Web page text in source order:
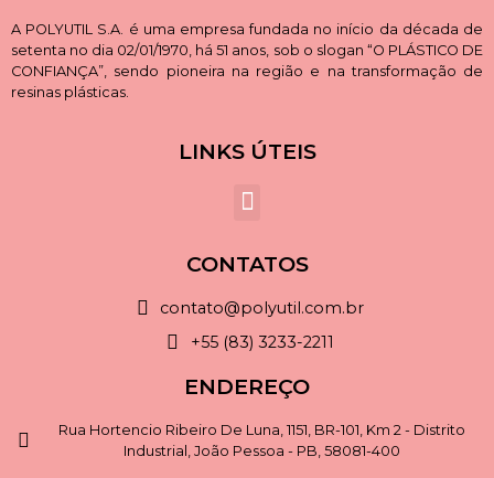
A POLYUTIL S.A. é uma empresa fundada no início da década de
setenta no dia 02/01/1970, há 51 anos, sob o slogan “O PLÁSTICO DE
CONFIANÇA”, sendo pioneira na região e na transformação de
resinas plásticas.
LINKS ÚTEIS
CONTATOS
contato@polyutil.com.br
+55 (83) 3233-2211
ENDEREÇO
Rua Hortencio Ribeiro De Luna, 1151, BR-101, Km 2 - Distrito
Industrial, João Pessoa - PB, 58081-400